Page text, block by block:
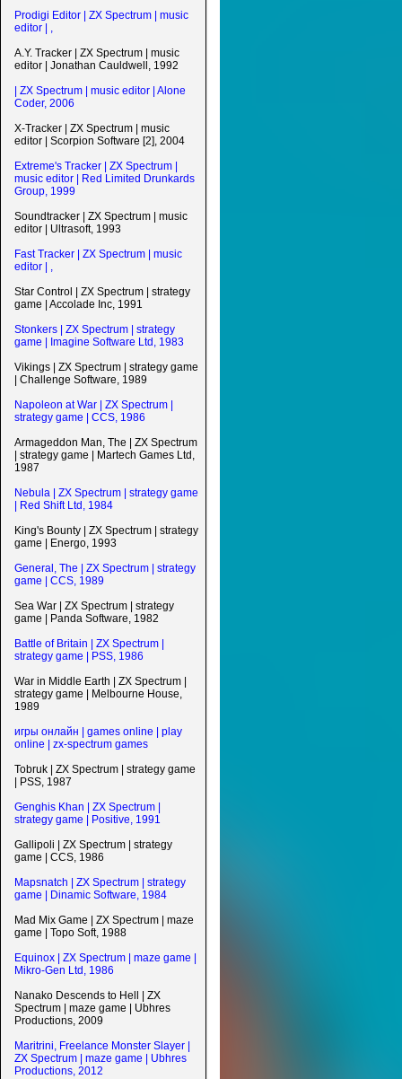
Prodigi Editor | ZX Spectrum | music
editor | ,
A.Y. Tracker | ZX Spectrum | music
editor | Jonathan Cauldwell, 1992
| ZX Spectrum | music editor | Alone
Coder, 2006
X-Tracker | ZX Spectrum | music
editor | Scorpion Software [2], 2004
Extreme's Tracker | ZX Spectrum |
music editor | Red Limited Drunkards
Group, 1999
Soundtracker | ZX Spectrum | music
editor | Ultrasoft, 1993
Fast Tracker | ZX Spectrum | music
editor | ,
Star Control | ZX Spectrum | strategy
game | Accolade Inc, 1991
Stonkers | ZX Spectrum | strategy
game | Imagine Software Ltd, 1983
Vikings | ZX Spectrum | strategy game
| Challenge Software, 1989
Napoleon at War | ZX Spectrum |
strategy game | CCS, 1986
Armageddon Man, The | ZX Spectrum
| strategy game | Martech Games Ltd,
1987
Nebula | ZX Spectrum | strategy game
| Red Shift Ltd, 1984
King's Bounty | ZX Spectrum | strategy
game | Energo, 1993
General, The | ZX Spectrum | strategy
game | CCS, 1989
Sea War | ZX Spectrum | strategy
game | Panda Software, 1982
Battle of Britain | ZX Spectrum |
strategy game | PSS, 1986
War in Middle Earth | ZX Spectrum |
strategy game | Melbourne House,
1989
игры онлайн | games online | play
online | zx-spectrum games
Tobruk | ZX Spectrum | strategy game
| PSS, 1987
Genghis Khan | ZX Spectrum |
strategy game | Positive, 1991
Gallipoli | ZX Spectrum | strategy
game | CCS, 1986
Mapsnatch | ZX Spectrum | strategy
game | Dinamic Software, 1984
Mad Mix Game | ZX Spectrum | maze
game | Topo Soft, 1988
Equinox | ZX Spectrum | maze game |
Mikro-Gen Ltd, 1986
Nanako Descends to Hell | ZX
Spectrum | maze game | Ubhres
Productions, 2009
Maritrini, Freelance Monster Slayer |
ZX Spectrum | maze game | Ubhres
Productions, 2012